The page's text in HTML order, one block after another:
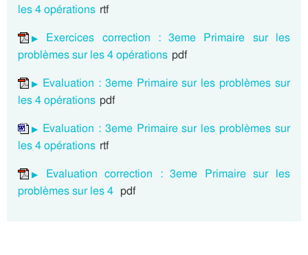
les 4 opérations rtf
Exercices correction : 3eme Primaire sur les
problèmes sur les 4 opérations pdf
Evaluation : 3eme Primaire sur les problèmes sur
les 4 opérations pdf
Evaluation : 3eme Primaire sur les problèmes sur
les 4 opérations rtf
Evaluation correction : 3eme Primaire sur les
problèmes sur les 4 pdf